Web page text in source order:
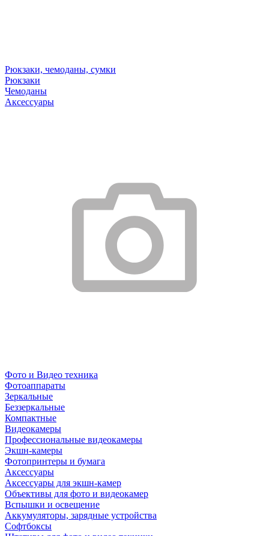
Рюкзаки, чемоданы, сумки
Рюкзаки
Чемоданы
Аксессуары
Фото и Видео техника
Фотоаппараты
Зеркальные
Беззеркальные
Компактные
Видеокамеры
Профессиональные видеокамеры
Экшн-камеры
Фотопринтеры и бумага
Аксессуары
Аксессуары для экшн-камер
Объективы для фото и видеокамер
Вспышки и освещение
Аккумуляторы, зарядные устройства
Софтбоксы